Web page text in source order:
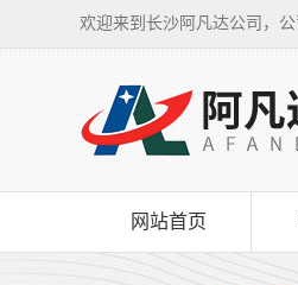
欢迎来到长沙阿凡达公司，
网站首页